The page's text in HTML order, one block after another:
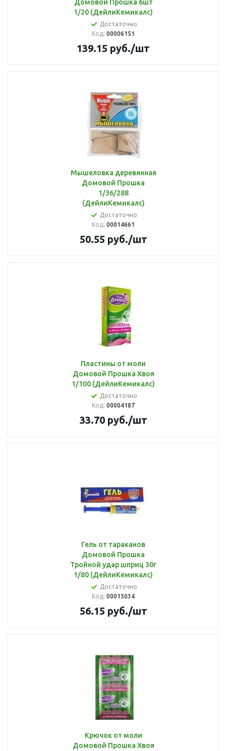
Домовой Прошка 6шт
1/20 (ДейлиКемикалс)
Достаточно
Код: 00006151
139.15 руб./шт
Мышеловка деревянная
Домовой Прошка
1/36/288
(ДейлиКемикалс)
Достаточно
Код: 00014661
50.55 руб./шт
Пластины от моли
Домовой Прошка Хвоя
1/100 (ДейлиКемикалс)
Достаточно
Код: 00004187
33.70руб./шт
Гель от тараканов
Домовой Прошка
Тройной удар шприц 30г
1/80 (ДейлиКемикалс)
Достаточно
Код: 00015034
56.15 руб./шт
Крючок от моли
Домовой Прошка Хвоя